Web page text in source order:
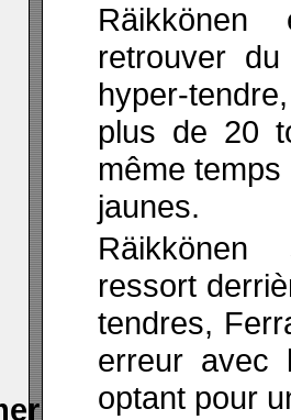
Räikkönen
retrouver
hyper-
plus de 20
même
jaunes.
Räikkönen
ressort
tendres,
erreur avec
optant pour